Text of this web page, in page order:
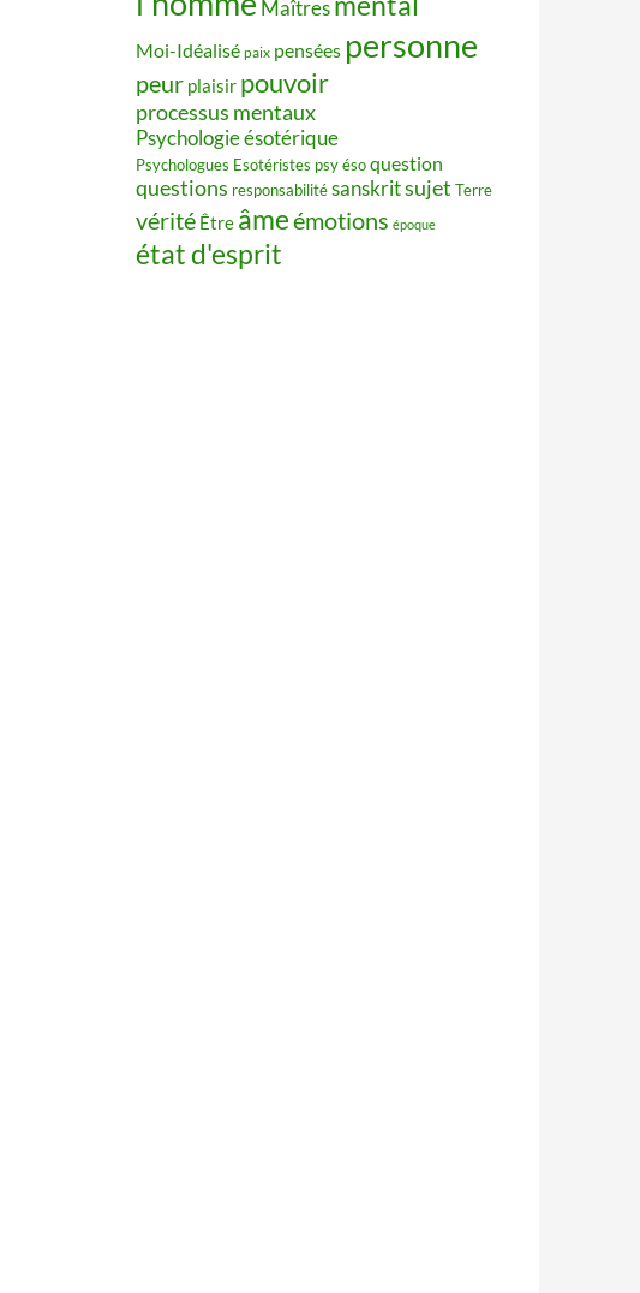
Maîtres
Moi-Idéalisé paix pensées personne
peur plaisir pouvoir
processus mentaux
Psychologie ésotérique
Psychologues Esotéristes psy ésoquestion
questions responsabilitésanskritsujet Terre
vérité Être âmeémotions époque
état d'esprit